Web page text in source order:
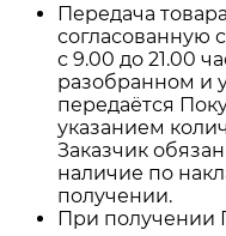
Передача
согласованную
с 9.00 до 21.00
разобранном и
передаётся
указанием
Заказчик
наличие по
получении.
При получении